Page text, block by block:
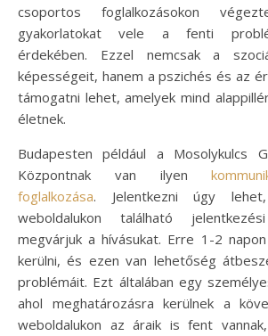
csoportos foglalkozásokon
gyakorlatokat vele a fenti
érdekében. Ezzel nemcsak a
képességeit, hanem a pszichés és az
támogatni lehet, amelyek mind
életnek.
Budapesten például a Mosolykulcs
Központnak van ilyen
foglalkozása. Jelentkezni úgy
weboldalukon található
megvárjuk a hívásukat. Erre 1-2
kerülni, és ezen van lehetőség
problémáit. Ezt általában egy
ahol meghatározásra kerülnek a
weboldalukon az áraik is fent